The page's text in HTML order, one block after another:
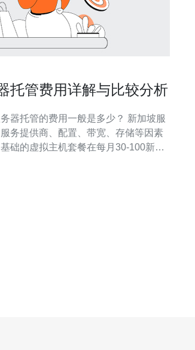
托管费用详解与比较分析
管的费用一般是多少？ 新加坡服
务提供商、配置、带宽、存储等因素
础的虚拟主机套餐在每月30-100新元
服务器，费用可能达到每月1000新元